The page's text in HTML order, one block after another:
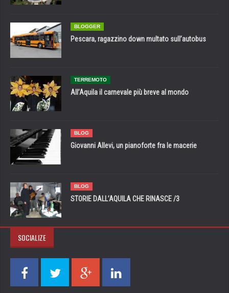
BLOGGER
Pescara, ragazzino down multato sull’autobus
TERREMOTO
All’Aquila il carnevale più breve al mondo
BLOG
Giovanni Allevi, un pianoforte fra le macerie
BLOG
STORIE DALL’AQUILA CHE RINASCE /3
SOCIALIZE